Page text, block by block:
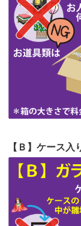
見つけまし...
第62回人
第61回人形
第60回人
第59回人
第58回人
第56回人形
第55回人
第54回人
【Ｂ】ケース入